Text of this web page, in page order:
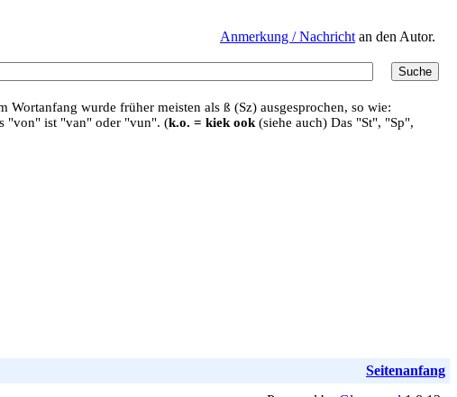
Anmerkung / Nachricht an den Autor.
wurde früher meisten als ß (Sz) ausgesprochen, so wie:
"von" ist "van" oder "vun". (k.o. = kiek ook (siehe auch) Das "St", "Sp",
Seitenanfang